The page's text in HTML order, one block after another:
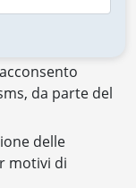
da parte del
delle
motivi di